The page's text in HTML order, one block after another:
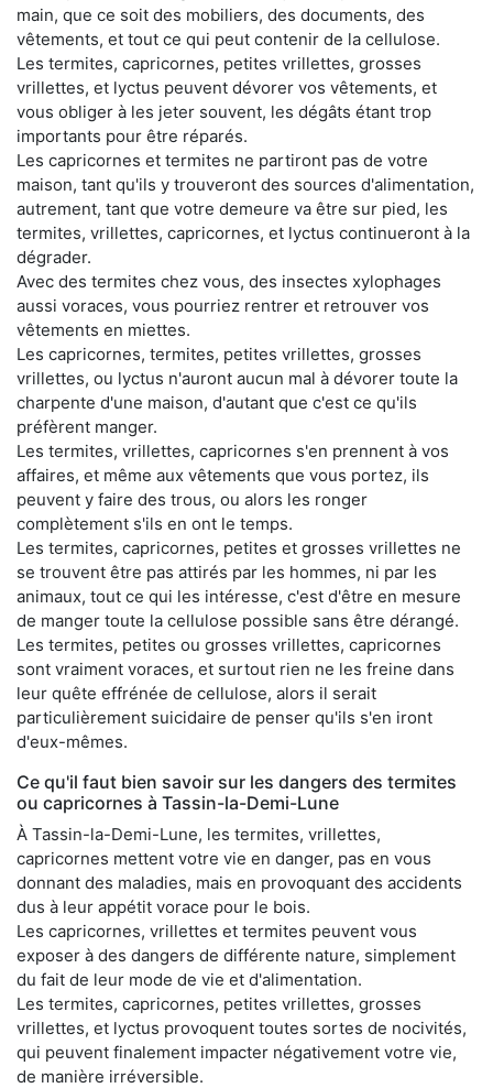
main, que ce soit des mobiliers, des documents, des
vêtements, et tout ce qui peut contenir de la cellulose.
Les termites, capricornes, petites vrillettes, grosses
vrillettes, et lyctus peuvent dévorer vos vêtements, et
vous obliger à les jeter souvent, les dégâts étant trop
importants pour être réparés.
Les capricornes et termites ne partiront pas de votre
maison, tant qu'ils y trouveront des sources d'alimentation,
autrement, tant que votre demeure va être sur pied, les
termites, vrillettes, capricornes, et lyctus continueront à la
dégrader.
Avec des termites chez vous, des insectes xylophages
aussi voraces, vous pourriez rentrer et retrouver vos
vêtements en miettes.
Les capricornes, termites, petites vrillettes, grosses
vrillettes, ou lyctus n'auront aucun mal à dévorer toute la
charpente d'une maison, d'autant que c'est ce qu'ils
préfèrent manger.
Les termites, vrillettes, capricornes s'en prennent à vos
affaires, et même aux vêtements que vous portez, ils
peuvent y faire des trous, ou alors les ronger
complètement s'ils en ont le temps.
Les termites, capricornes, petites et grosses vrillettes ne
se trouvent être pas attirés par les hommes, ni par les
animaux, tout ce qui les intéresse, c'est d'être en mesure
de manger toute la cellulose possible sans être dérangé.
Les termites, petites ou grosses vrillettes, capricornes
sont vraiment voraces, et surtout rien ne les freine dans
leur quête effrénée de cellulose, alors il serait
particulièrement suicidaire de penser qu'ils s'en iront
d'eux-mêmes.
Ce qu'il faut bien savoir sur les dangers des termites
ou capricornes à Tassin-la-Demi-Lune
À Tassin-la-Demi-Lune, les termites, vrillettes,
capricornes mettent votre vie en danger, pas en vous
donnant des maladies, mais en provoquant des accidents
dus à leur appétit vorace pour le bois.
Les capricornes, vrillettes et termites peuvent vous
exposer à des dangers de différente nature, simplement
du fait de leur mode de vie et d'alimentation.
Les termites, capricornes, petites vrillettes, grosses
vrillettes, et lyctus provoquent toutes sortes de nocivités,
qui peuvent finalement impacter négativement votre vie,
de manière irréversible.